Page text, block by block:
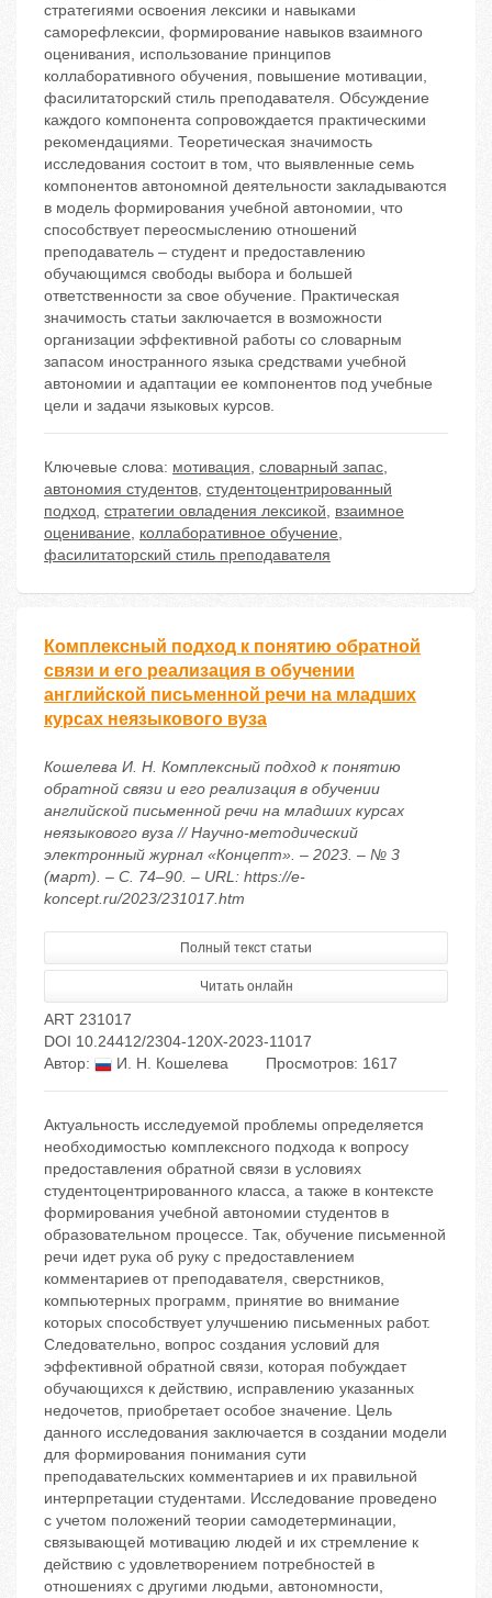
стратегиями освоения лексики и навыками
саморефлексии, формирование навыков взаимного
оценивания, использование принципов
коллаборативного обучения, повышение мотивации,
фасилитаторский стиль преподавателя. Обсуждение
каждого компонента сопровождается практическими
рекомендациями. Теоретическая значимость
исследования состоит в том, что выявленные семь
компонентов автономной деятельности закладываются
в модель формирования учебной автономии, что
способствует переосмыслению отношений
преподаватель – студент и предоставлению
обучающимся свободы выбора и большей
ответственности за свое обучение. Практическая
значимость статьи заключается в возможности
организации эффективной работы со словарным
запасом иностранного языка средствами учебной
автономии и адаптации ее компонентов под учебные
цели и задачи языковых курсов.
Ключевые слова: мотивация, словарный запас,
автономия студентов, студентоцентрированный
подход, стратегии овладения лексикой, взаимное
оценивание, коллаборативное обучение,
фасилитаторский стиль преподавателя
Комплексный подход к понятию обратной
связи и его реализация в обучении
английской письменной речи на младших
курсах неязыкового вуза
Кошелева И. Н. Комплексный подход к понятию
обратной связи и его реализация в обучении
английской письменной речи на младших курсах
неязыкового вуза // Научно-методический
электронный журнал «Концепт». – 2023. – № 3
(март). – С. 74–90. – URL: https://e-
koncept.ru/2023/231017.htm
Полный текст статьи
Читать онлайн
ART 231017
DOI 10.24412/2304-120X-2023-11017
Автор:
И. Н. Кошелева Просмотров: 1617
Актуальность исследуемой проблемы определяется
необходимостью комплексного подхода к вопросу
предоставления обратной связи в условиях
студентоцентрированного класса, а также в контексте
формирования учебной автономии студентов в
образовательном процессе. Так, обучение письменной
речи идет рука об руку с предоставлением
комментариев от преподавателя, сверстников,
компьютерных программ, принятие во внимание
которых способствует улучшению письменных работ.
Следовательно, вопрос создания условий для
эффективной обратной связи, которая побуждает
обучающихся к действию, исправлению указанных
недочетов, приобретает особое значение. Цель
данного исследования заключается в создании модели
для формирования понимания сути
преподавательских комментариев и их правильной
интерпретации студентами. Исследование проведено
с учетом положений теории самодетерминации,
связывающей мотивацию людей и их стремление к
действию с удовлетворением потребностей в
отношениях с другими людьми, автономности,